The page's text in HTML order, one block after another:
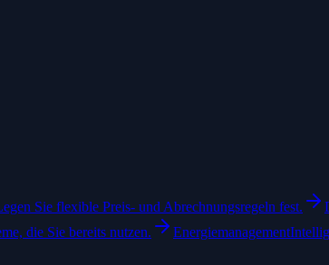
Sie flexible Preis- und Abrechnungsregeln fest.
die Sie bereits nutzen. Energiemanagement